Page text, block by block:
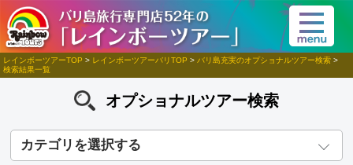
レインボーツアーTOP > レインボーツアーバリTOP > バリ島充実のオプショナルツアー検索 >
検索結果一覧
オプショナルツアー検索
カテゴリを選択する